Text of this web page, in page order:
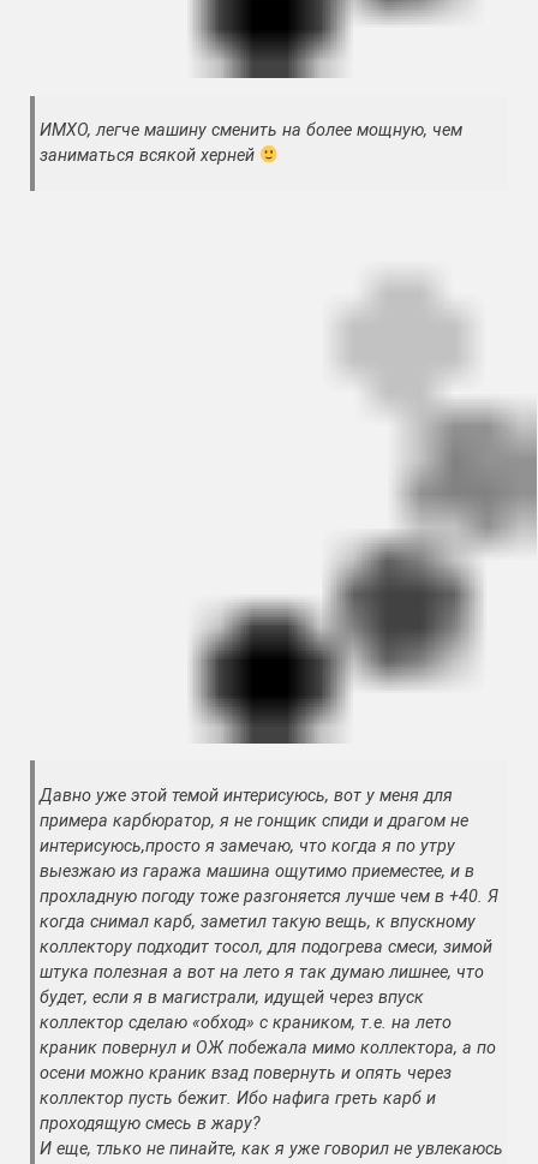
ИМХО, легче машину сменить на более мощную, чем
заниматься всякой херней
Давно уже этой темой интерисуюсь, вот у меня для
примера карбюратор, я не гонщик спиди и драгом не
интерисуюсь,просто я замечаю, что когда я по утру
выезжаю из гаража машина ощутимо приеместее, и в
прохладную погоду тоже разгоняется лучше чем в +40. Я
когда снимал карб, заметил такую вещь, к впускному
коллектору подходит тосол, для подогрева смеси, зимой
штука полезная а вот на лето я так думаю лишнее, что
будет, если я в магистрали, идущей через впуск
коллектор сделаю «обход» с краником, т.е. на лето
краник повернул и ОЖ побежала мимо коллектора, а по
осени можно краник взад повернуть и опять через
коллектор пусть бежит. Ибо нафига греть карб и
проходящую смесь в жару?
И еще, тлько не пинайте, как я уже говорил не увлекаюсь